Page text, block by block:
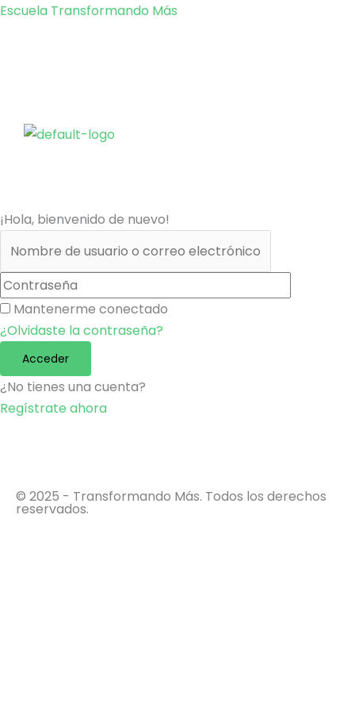
Ir
Escuela Transformando Más
¡Hola, bienvenido de nuevo!
Mantenerme conectado
¿Olvidaste la contraseña?
Acceder
¿No tienes una cuenta?
Regístrate ahora
© 2025 - Transformando Más. Todos los derechos
reservados.